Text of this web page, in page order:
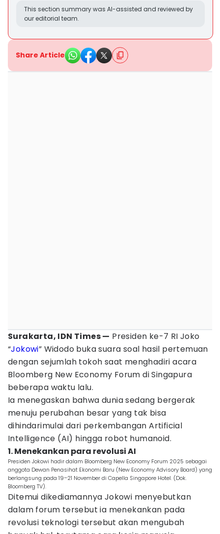
This section summary was AI-assisted and reviewed by
our editorial team.
Share Article
Surakarta, IDN Times — Presiden ke-7 RI Joko
“Jokowi” Widodo buka suara soal hasil pertemuan
dengan sejumlah tokoh saat menghadiri acara
Bloomberg New Economy Forum di Singapura
beberapa waktu lalu.
Ia menegaskan bahwa dunia sedang bergerak
menuju perubahan besar yang tak bisa
dihindarimulai dari perkembangan Artificial
Intelligence (AI) hingga robot humanoid.
1. Menekankan para revolusi AI
Presiden Jokowi hadir dalam Bloomberg New Economy Forum 2025 sebagai
anggota Dewan Penasihat Ekonomi Baru (New Economy Advisory Board) yang
berlangsung pada 19–21 November di Capella Singapore Hotel. (Dok.
Bloomberg TV).
Ditemui dikediamannya Jokowi menyebutkan
dalam forum tersebut ia menekankan pada
revolusi teknologi tersebut akan mengubah